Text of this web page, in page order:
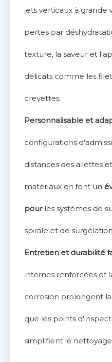
jets verticaux à grande
pertes par
texture, la saveur et
délicats comme les
crevettes.
Personnalisable et
configurations
distances des ailettes
matériaux en font un
pour les systèmes de
spirale et de
Entretien et durabilité
internes renforcées et
corrosion prolongent
que les points
simplifient le